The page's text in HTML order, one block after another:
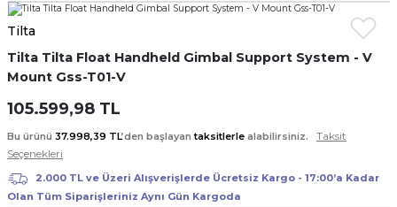
Aksesuarları
Tilta
Tilta Tilta Float Handheld Gimbal Support System - V
Mount Gss-T01-V
105.599,98 TL
Bu ürünü 37.998,39 TL’den başlayantaksitlerle alabilirsiniz.
Taksit
Seçenekleri
2.000 TL ve Üzeri Alışverişlerde Ücretsiz Kargo - 17:00’a Kadar
Olan Tüm Siparişleriniz Aynı Gün Kargoda